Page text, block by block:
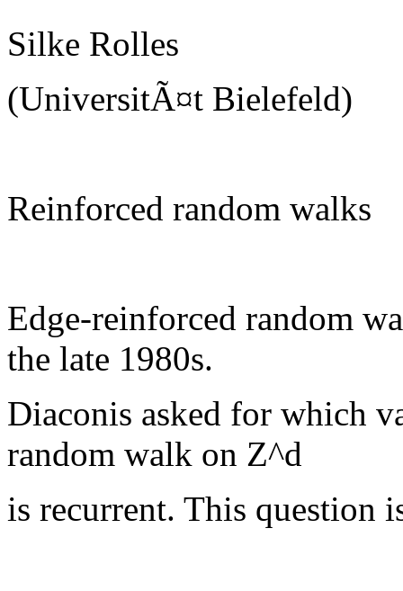
Silke Rolles
(UniversitÃ¤t Bielefeld)
Reinforced random walks
Edge-reinforced random
the late 1980s.
Diaconis asked for which
random walk on Z^d
is recurrent. This question